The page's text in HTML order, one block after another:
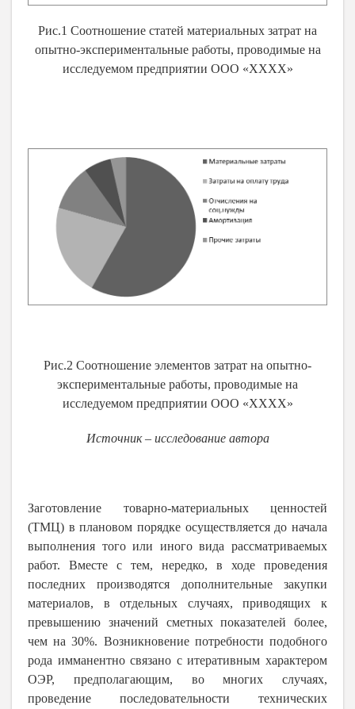
Рис.1 Соотношение статей материальных затрат на
опытно-экспериментальные работы, проводимые на
исследуемом предприятии ООО «ХХХХ»
Рис.2 Соотношение элементов затрат на опытно-
экспериментальные работы, проводимые на
исследуемом предприятии ООО «ХХХХ»
Источник – исследование автора
Заготовление товарно-материальных ценностей
(ТМЦ) в плановом порядке осуществляется до начала
выполнения того или иного вида рассматриваемых
работ. Вместе с тем, нередко, в ходе проведения
последних производятся дополнительные закупки
материалов, в отдельных случаях, приводящих к
превышению значений сметных показателей более,
чем на 30%. Возникновение потребности подобного
рода имманентно связано с итеративным характером
ОЭР, предполагающим, во многих случаях,
проведение последовательности технических